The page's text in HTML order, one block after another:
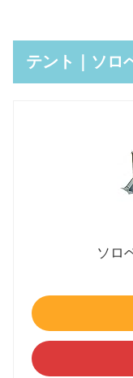
テント｜ソロ
ソロ